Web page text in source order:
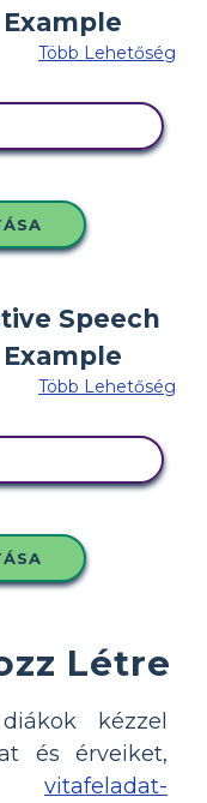
Több Lehetőség
Több Lehetőség
Létre
kézzel
és érveiket,
vitafeladat-